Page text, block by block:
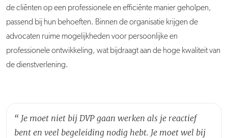
de cliënten op een professionele en efficiënte manier geholpen,
passend bij hun behoeften. Binnen de organisatie krijgen de
advocaten ruime mogelijkheden voor persoonlijke en
professionele ontwikkeling, wat bijdraagt aan de hoge kwaliteit van
de dienstverlening.
“ Je moet niet bij DVP gaan werken als je reactief
bent en veel begeleiding nodig hebt. Je moet wel bij